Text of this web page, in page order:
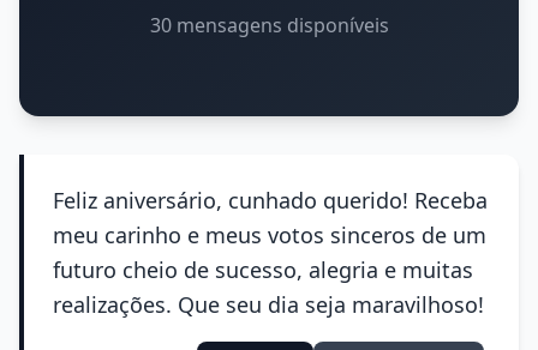
30 mensagens disponíveis
Feliz aniversário, cunhado querido! Receba
meu carinho e meus votos sinceros de um
futuro cheio de sucesso, alegria e muitas
realizações. Que seu dia seja maravilhoso!